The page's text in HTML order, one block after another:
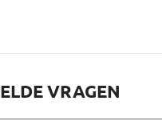
VRAGEN